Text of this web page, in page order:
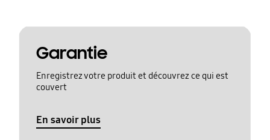
Garantie
Enregistrez votre produit et découvrez ce qui est
couvert
En savoir plus